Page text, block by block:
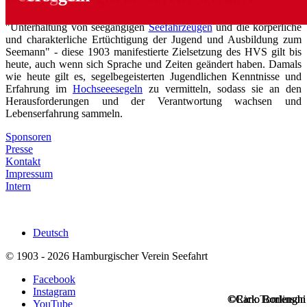
©Rick Tomlinson
©Carlo Borlenghi
©Carlo Borlenghi
"Unterhaltung von seegängigenSeefahrzeugenund die körperliche
und charakterliche Ertüchtigung der Jugend und Ausbildung zum
Seemann" - diese 1903 manifestierte Zielsetzung des HVS gilt bis
heute, auch wenn sich Sprache und Zeiten geändert haben. Damals
wie heute gilt es, segelbegeisterten Jugendlichen Kenntnisse und
Erfahrung im Hochseeesegeln zu vermitteln, sodass sie an den
Herausforderungen und der Verantwortung wachsen und
Lebenserfahrung sammeln.
Sponsoren
Presse
Kontakt
Impressum
Intern
Deutsch
© 1903 - 2026 Hamburgischer Verein Seefahrt
Facebook
Instagram
YouTube